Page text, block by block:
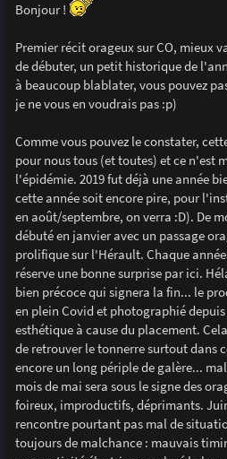
s
e
Bonjour !
Premier récit orageux sur CO, mieux
de débuter, un petit historique de
à beaucoup blablater, vous pouvez
je ne vous en voudrais pas :p)
Comme vous pouvez le constater,
pour nous tous (et toutes) et ce n'est
l'épidémie. 2019 fut déjà une année
cette année soit encore pire, pour
en août/septembre, on verra :D). De
débuté en janvier avec un passage
prolifique sur l'Hérault. Chaque
réserve une bonne surprise par ici.
bien précoce qui signera la fin... le
en plein Covid et photographié
esthétique à cause du placement.
de retrouver le tonnerre surtout dans
encore un long périple de galère...
mois de mai sera sous le signe des
foireux, improductifs, déprimants.
rencontre pourtant pas mal de
toujours de malchance : mauvais